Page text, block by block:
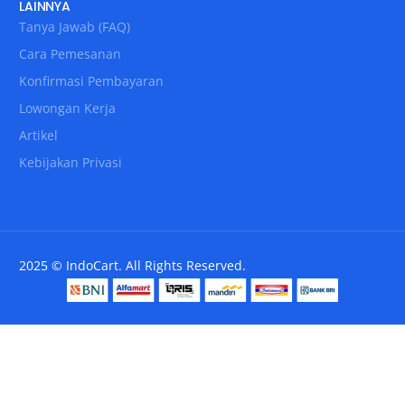
LAINNYA
Tanya Jawab (FAQ)
Cara Pemesanan
Konfirmasi Pembayaran
Lowongan Kerja
Artikel
Kebijakan Privasi
2025 © IndoCart. All Rights Reserved.